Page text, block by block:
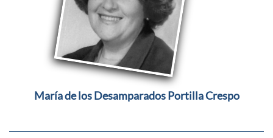
María de los Desamparados Portilla Crespo